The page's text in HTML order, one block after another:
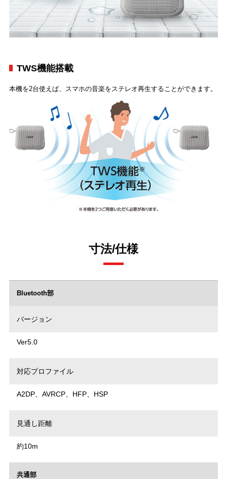
TWS機能搭載
本機を2台使えば、スマホの音楽をステレオ再生することができます。
寸法/仕様
Bluetooth部
バージョン
Ver5.0
対応プロファイル
A2DP、AVRCP、HFP、HSP
見通し距離
約10m
共通部